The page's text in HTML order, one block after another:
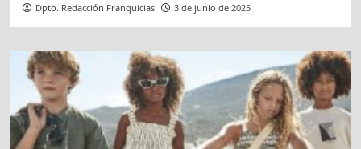
Dpto. Redacción Franquicias 3 de junio de 2025